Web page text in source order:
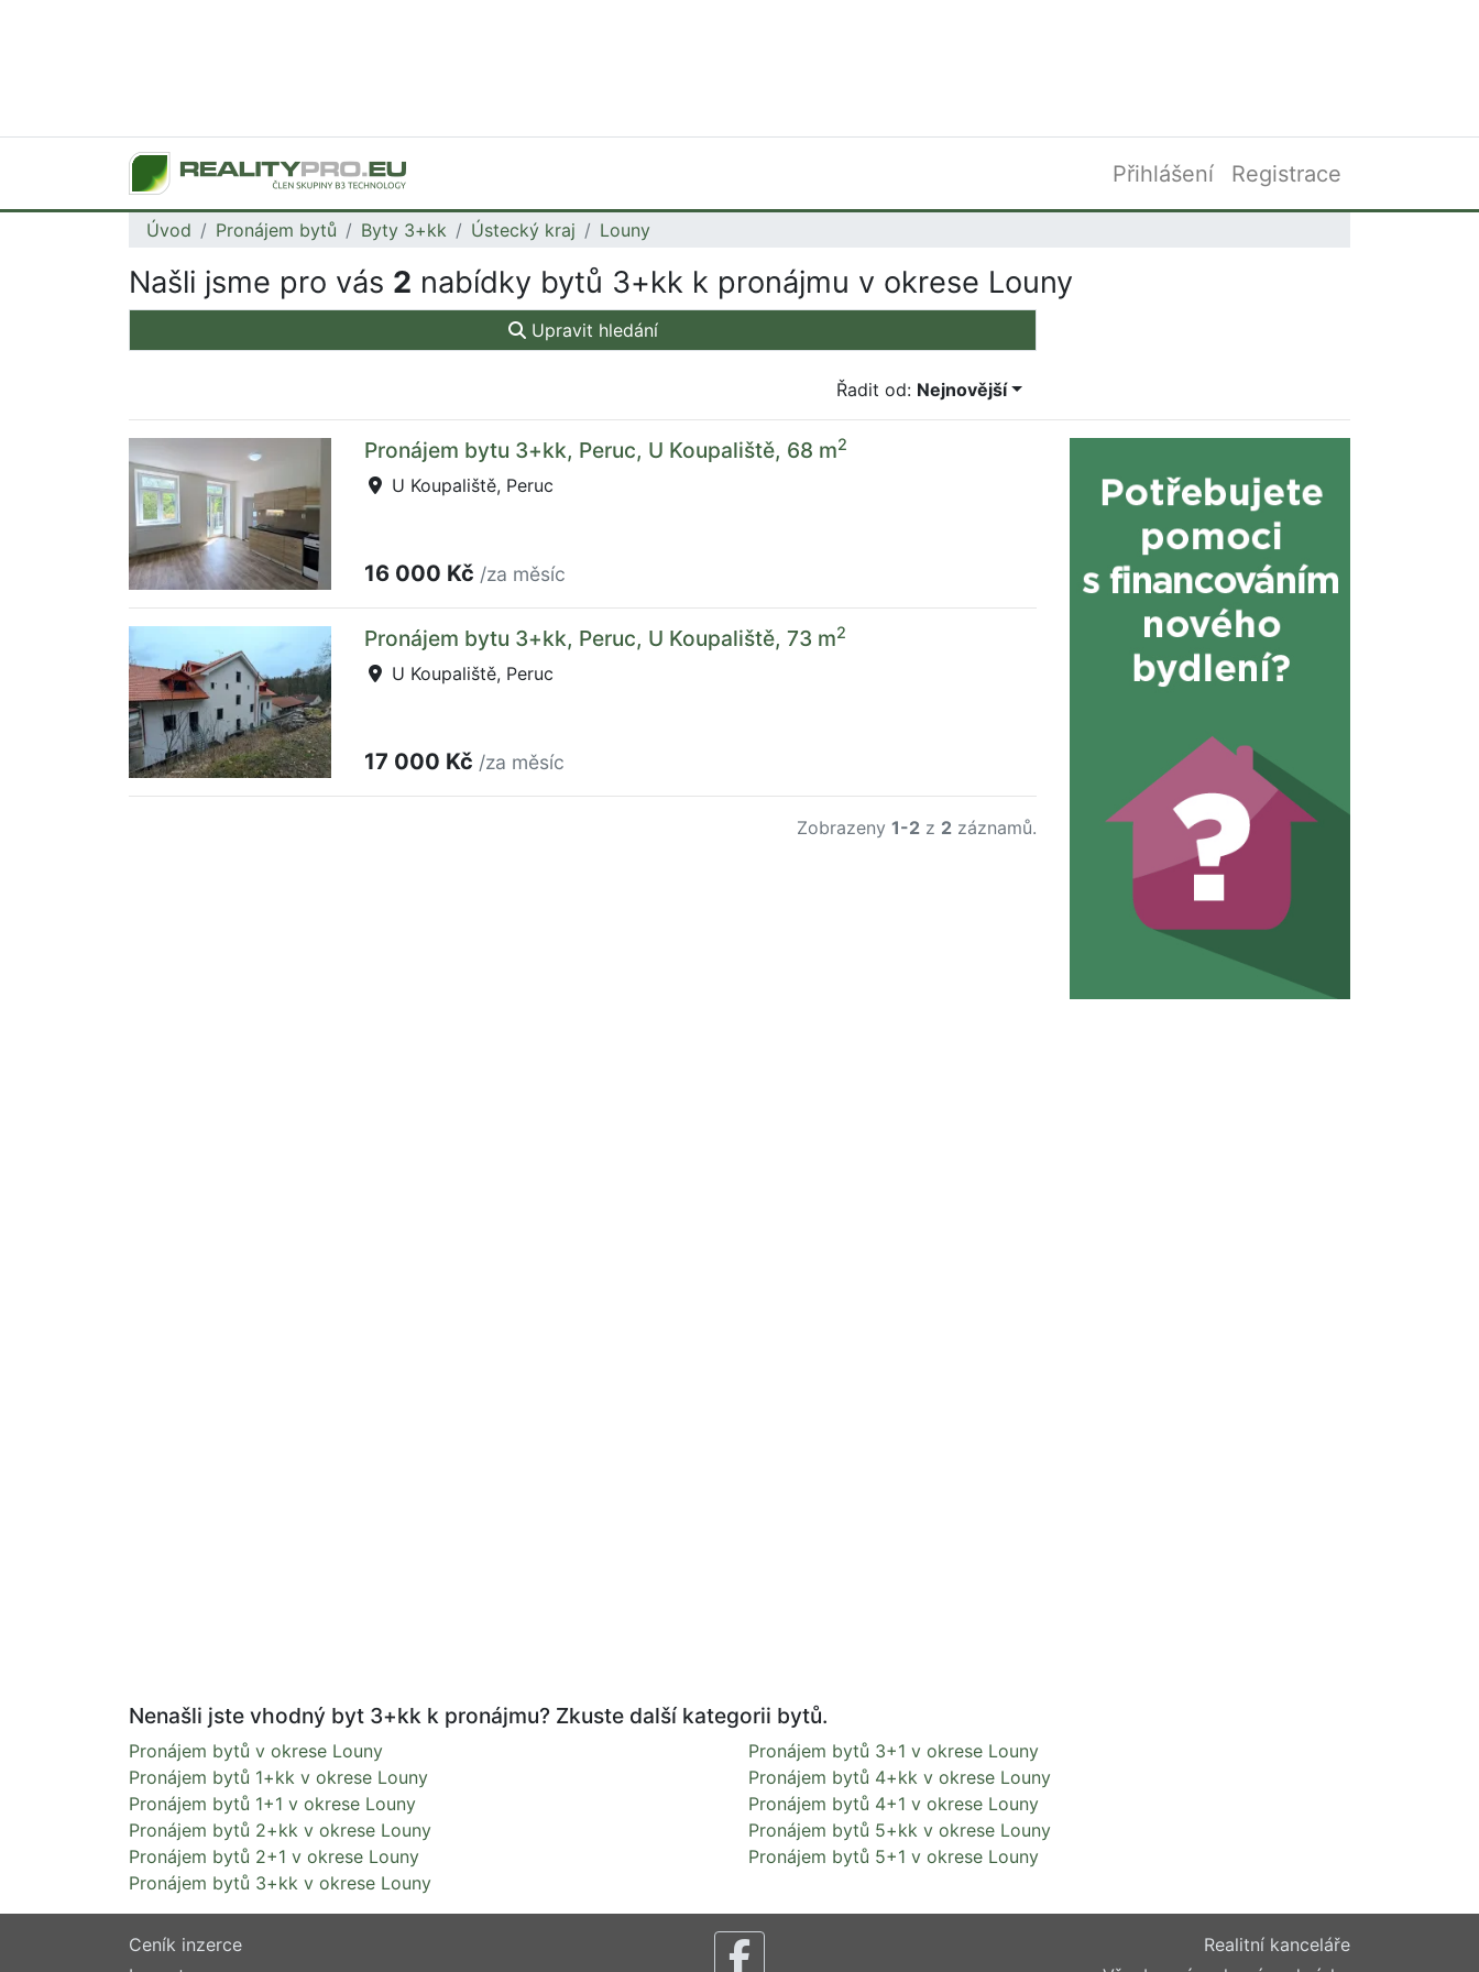
Přihlášení Registrace
Úvod Pronájem bytů Byty 3+kk Ústecký kraj Louny
Našli jsme pro vás 2 nabídky bytů 3+kk k pronájmu v okrese Louny
Upravit hledání
Řadit od: Nejnovější
Pronájem bytu 3+kk, Peruc, U Koupaliště, 68 m2
U Koupaliště, Peruc
16 000 Kč /za měsíc
Pronájem bytu 3+kk, Peruc, U Koupaliště, 73 m2
U Koupaliště, Peruc
17 000 Kč /za měsíc
Zobrazeny 1-2 z 2 záznamů.
Nenašli jste vhodný byt 3+kk k pronájmu? Zkuste další kategorii bytů.
Pronájem bytů v okrese Louny
Pronájem bytů 1+kk v okrese Louny
Pronájem bytů 1+1 v okrese Louny
Pronájem bytů 2+kk v okrese Louny
Pronájem bytů 2+1 v okrese Louny
Pronájem bytů 3+kk v okrese Louny
Pronájem bytů 3+1 v okrese Louny
Pronájem bytů 4+kk v okrese Louny
Pronájem bytů 4+1 v okrese Louny
Pronájem bytů 5+kk v okrese Louny
Pronájem bytů 5+1 v okrese Louny
Ceník inzerce
Realitní kanceláře